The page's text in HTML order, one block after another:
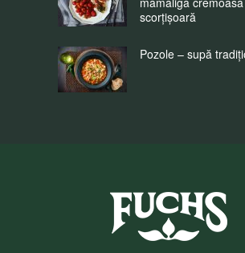
scorțișoară
Pozole – supă